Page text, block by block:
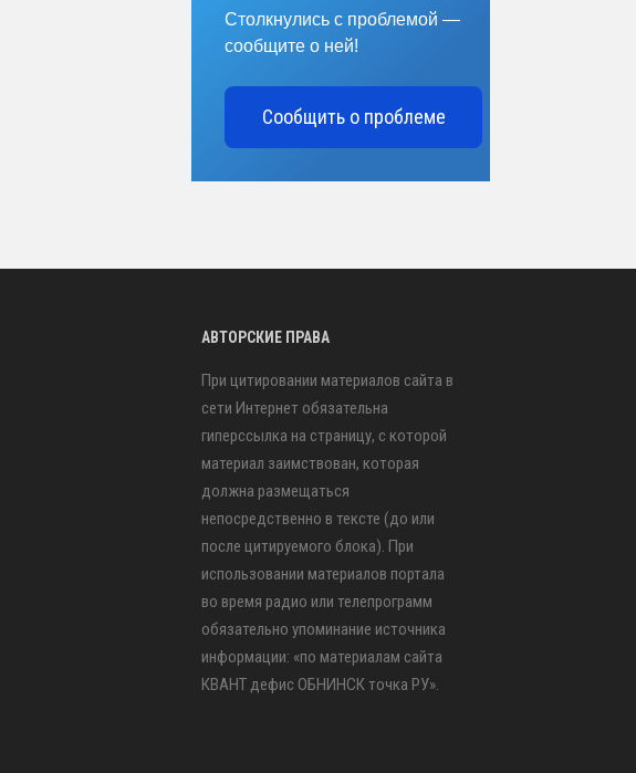
Столкнулись с проблемой —
сообщите о ней!
Сообщить о проблеме
АВТОРСКИЕ ПРАВА
При цитировании материалов сайта в
сети Интернет обязательна
гиперссылка на страницу, с которой
материал заимствован, которая
должна размещаться
непосредственно в тексте (до или
после цитируемого блока). При
использовании материалов портала
во время радио или телепрограмм
обязательно упоминание источника
информации: «по материалам сайта
КВАНТ дефис ОБНИНСК точка РУ».